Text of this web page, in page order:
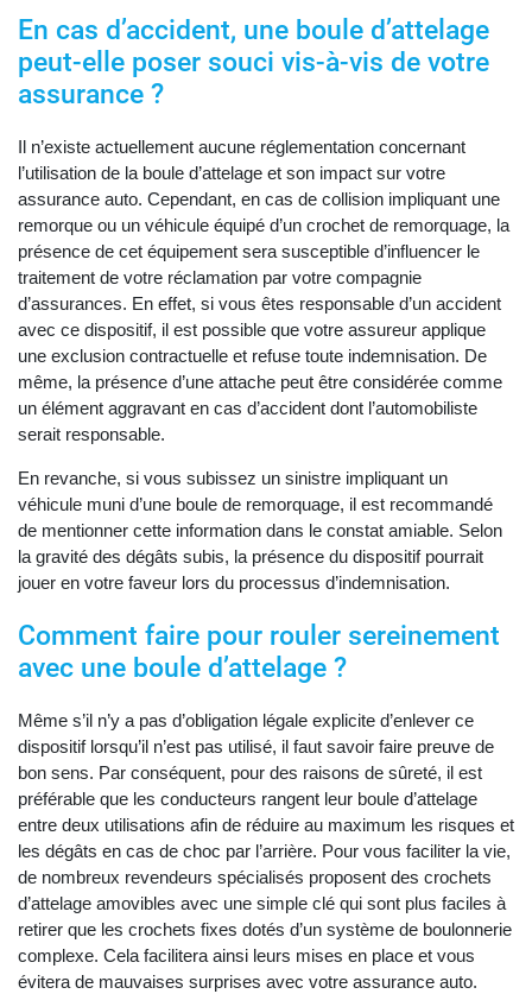
En cas d’accident, une boule d’attelage
peut-elle poser souci vis-à-vis de votre
assurance ?
Il n’existe actuellement aucune réglementation concernant
l’utilisation de la boule d’attelage et son impact sur votre
assurance auto. Cependant, en cas de collision impliquant une
remorque ou un véhicule équipé d’un crochet de remorquage, la
présence de cet équipement sera susceptible d’influencer le
traitement de votre réclamation par votre compagnie
d’assurances. En effet, si vous êtes responsable d’un accident
avec ce dispositif, il est possible que votre assureur applique
une exclusion contractuelle et refuse toute indemnisation. De
même, la présence d’une attache peut être considérée comme
un élément aggravant en cas d’accident dont l’automobiliste
serait responsable.
En revanche, si vous subissez un sinistre impliquant un
véhicule muni d’une boule de remorquage, il est recommandé
de mentionner cette information dans le constat amiable. Selon
la gravité des dégâts subis, la présence du dispositif pourrait
jouer en votre faveur lors du processus d’indemnisation.
Comment faire pour rouler sereinement
avec une boule d’attelage ?
Même s’il n’y a pas d’obligation légale explicite d’enlever ce
dispositif lorsqu’il n’est pas utilisé, il faut savoir faire preuve de
bon sens. Par conséquent, pour des raisons de sûreté, il est
préférable que les conducteurs rangent leur boule d’attelage
entre deux utilisations afin de réduire au maximum les risques et
les dégâts en cas de choc par l’arrière. Pour vous faciliter la vie,
de nombreux revendeurs spécialisés proposent des crochets
d’attelage amovibles avec une simple clé qui sont plus faciles à
retirer que les crochets fixes dotés d’un système de boulonnerie
complexe. Cela facilitera ainsi leurs mises en place et vous
évitera de mauvaises surprises avec votre assurance auto.